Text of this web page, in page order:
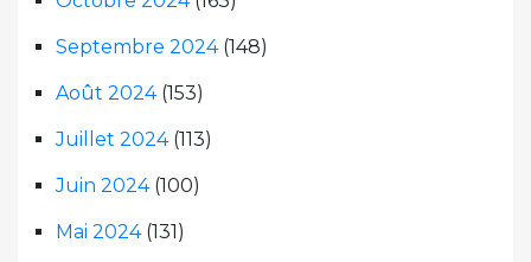
Septembre 2024(148)
Août 2024(153)
Juillet 2024(113)
Juin 2024(100)
Mai 2024(131)